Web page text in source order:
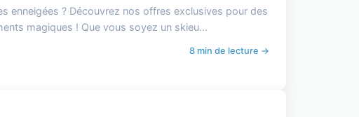
enneigées ? Découvrez nos offres exclusives pour des
magiques ! Que vous soyez un skieu...
8 min de lecture →